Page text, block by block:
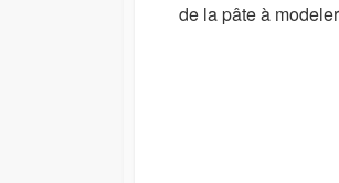
E
de la pâte à